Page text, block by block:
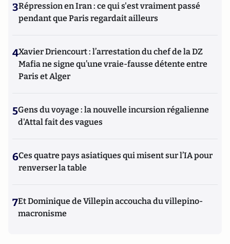
3Répression en Iran : ce qui s'est vraiment passé
pendant que Paris regardait ailleurs
4Xavier Driencourt : l’arrestation du chef de la DZ
Mafia ne signe qu’une vraie-fausse détente entre
Paris et Alger
5Gens du voyage : la nouvelle incursion régalienne
d'Attal fait des vagues
6Ces quatre pays asiatiques qui misent sur l’IA pour
renverser la table
7Et Dominique de Villepin accoucha du villepino-
macronisme